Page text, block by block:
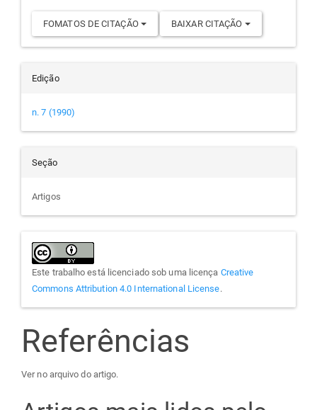
FOMATOS DE CITAÇÃO BAIXAR CITAÇÃO
Edição
n. 7 (1990)
Seção
Artigos
Este trabalho está licenciado sob uma licença Creative
Commons Attribution 4.0 International License.
Referências
Ver no arquivo do artigo.